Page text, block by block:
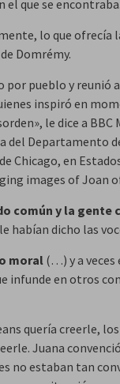
el que se encontraba.
lo que ofrecía
Domrémy.
por pueblo y reunió
inspiró en
le dice a BBC
del Departamento
Chicago, en
images of Joan
común y la gente
habían dicho las
moral(…) y a veces
infunde en otros
quería creerle,
Juana
no estaban tan